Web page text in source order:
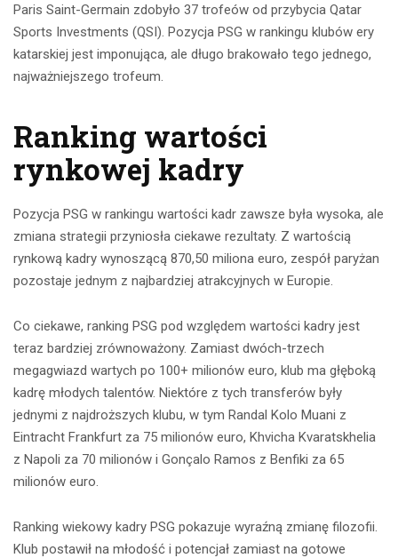
Paris Saint-Germain zdobyło 37 trofeów od przybycia Qatar
Sports Investments (QSI). Pozycja PSG w rankingu klubów ery
katarskiej jest imponująca, ale długo brakowało tego jednego,
najważniejszego trofeum.
Ranking wartości
rynkowej kadry
Pozycja PSG w rankingu wartości kadr zawsze była wysoka, ale
zmiana strategii przyniosła ciekawe rezultaty. Z wartością
rynkową kadry wynoszącą 870,50 miliona euro, zespół paryżan
pozostaje jednym z najbardziej atrakcyjnych w Europie.
Co ciekawe, ranking PSG pod względem wartości kadry jest
teraz bardziej zrównoważony. Zamiast dwóch-trzech
megagwiazd wartych po 100+ milionów euro, klub ma głęboką
kadrę młodych talentów. Niektóre z tych transferów były
jednymi z najdroższych klubu, w tym Randal Kolo Muani z
Eintracht Frankfurt za 75 milionów euro, Khvicha Kvaratskhelia
z Napoli za 70 milionów i Gonçalo Ramos z Benfiki za 65
milionów euro.
Ranking wiekowy kadry PSG pokazuje wyraźną zmianę filozofii.
Klub postawił na młodość i potencjał zamiast na gotowe